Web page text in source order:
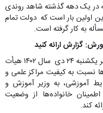
در یک دهه گذشته شاهد روندی
اولین بار است که دولت تمام
به کار گرفته است.
گزارش ارائه کنید
آیت‌الله سید ابراهیم رئیسی در جلسه عصر یکشنبه ۲۴ دی سال ۱۴۰۲ هیأت
نسبت به کیفیت مراکز علمی و
آموزشی، به وزیر آموزش و
خانواده‌ها از وضعیت
کند.